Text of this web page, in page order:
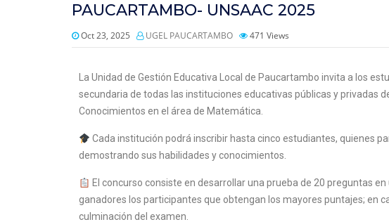
PAUCARTAMBO- UNSAAC 2025
Oct 23, 2025 UGEL PAUCARTAMBO 471 Views
La Unidad de Gestión Educativa Local de Paucartambo invita a los
secundaria de todas las instituciones educativas públicas y privadas
Conocimientos en el área de Matemática.
Cada institución podrá inscribir hasta cinco estudiantes, quienes
demostrando sus habilidades y conocimientos.
El concurso consiste en desarrollar una prueba de 20 preguntas
ganadores los participantes que obtengan los mayores puntajes; en
culminación del examen.